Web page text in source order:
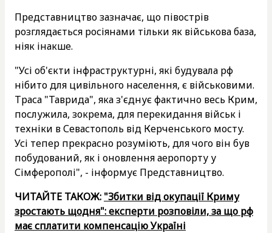
Представництво зазначає, що півострів
розглядається росіянами тільки як військова база,
ніяк інакше.
"Усі об'єкти інфраструктурні, які будувала рф
нібито для цивільного населення, є військовими.
Траса "Таврида", яка з'єднує фактично весь Крим,
послужила, зокрема, для перекидання військ і
техніки в Севастополь від Керченського мосту.
Усі тепер прекрасно розуміють, для чого він був
побудований, як і оновлення аеропорту у
Сімферополі", - інформує Представництво.
ЧИТАЙТЕ ТАКОЖ: "Збитки від окупації Криму
зростають щодня": експерти розповіли, за що рф
має сплатити компенсацію Україні